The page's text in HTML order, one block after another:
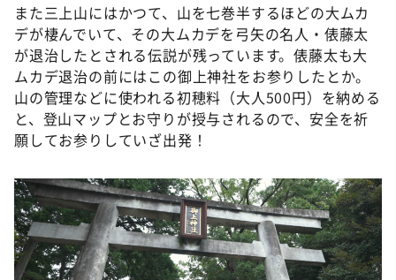
また三上山にはかつて、山を七巻半するほどの大ムカ
デが棲んでいて、その大ムカデを弓矢の名人・俵藤太
が退治したとされる伝説が残っています。俵藤太も大
ムカデ退治の前にはこの御上神社をお参りしたとか。
山の管理などに使われる初穂料（大人500円）を納める
と、登山マップとお守りが授与されるので、安全を祈
願してお参りしていざ出発！